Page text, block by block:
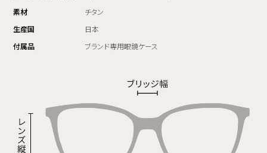
素材
チタン
生産国
日本
付属品
ブランド専用眼鏡ケース